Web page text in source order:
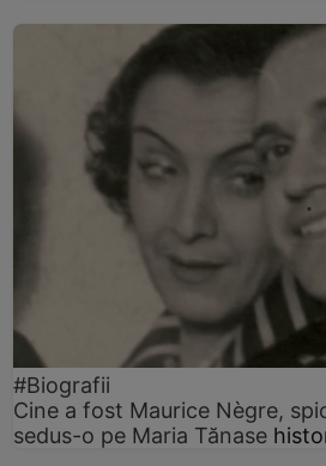
#Biografii
Cine a fost Maurice Nègre,
sedus-o pe Maria Tănase